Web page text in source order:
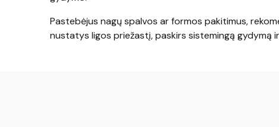
Pastebėjus nagų spalvos ar formos pakitimus,
nustatys ligos priežastį, paskirs sistemingą gydymą